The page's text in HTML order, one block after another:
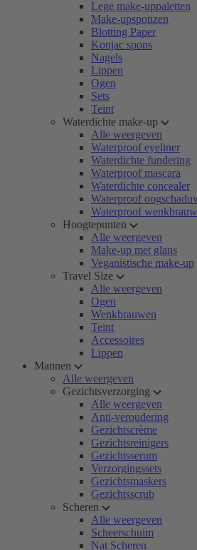
Lege make-uppaletten
Make-upsponzen
Blotting Paper
Konjac spons
Nagels
Lippen
Ogen
Sets
Teint
Waterdichte make-up
Alle weergeven
Waterproof eyeliner
Waterdichte fundering
Waterproof mascara
Waterdichte concealer
Waterproof
Waterproof
Hoogtepunten
Alle weergeven
Make-up met glans
Veganistische make-up
Travel Size
Alle weergeven
Ogen
Wenkbrauwen
Teint
Accessoires
Lippen
Mannen
Alle weergeven
Gezichtsverzorging
Alle weergeven
Anti-veroudering
Gezichtscrème
Gezichtsreinigers
Gezichtsserum
Verzorgingssets
Gezichtsmaskers
Gezichtsscrub
Scheren
Alle weergeven
Scheerschuim
Nat Scheren